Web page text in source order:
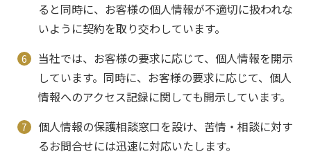
ると同時に、お客様の個人情報が不適切に扱われな
いように契約を取り交わしています。
当社では、お客様の要求に応じて、個人情報を開示
しています。同時に、お客様の要求に応じて、個人
情報へのアクセス記録に関しても開示しています。
個人情報の保護相談窓口を設け、苦情・相談に対す
るお問合せには迅速に対応いたします。